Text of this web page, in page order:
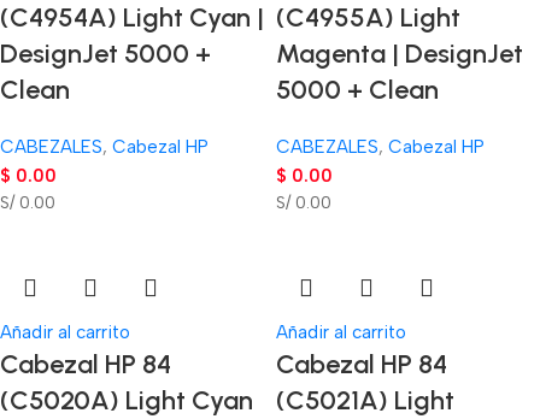
(C4954A) Light Cyan |
DesignJet 5000 +
Clean
CABEZALES, Cabezal HP
$ 0.00
S/ 0.00
(C4955A) Light
Magenta | DesignJet
5000 + Clean
CABEZALES, Cabezal HP
$ 0.00
S/ 0.00
Añadir al carrito
Cabezal HP 84
(C5020A) Light Cyan
Añadir al carrito
Cabezal HP 84
(C5021A) Light